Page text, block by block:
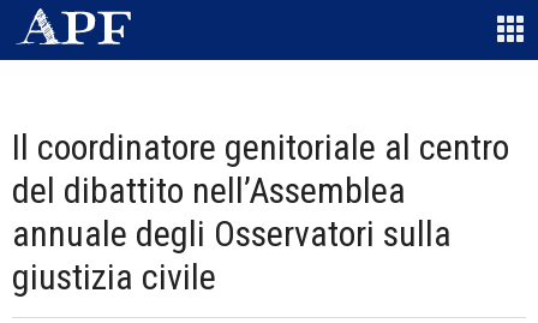
Il coordinatore genitoriale al centro
del dibattito nell’Assemblea
annuale degli Osservatori sulla
giustizia civile